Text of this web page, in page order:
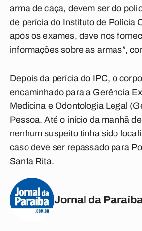
arma de caça, devem ser do
de perícia do Instituto de Polícia
após os exames, deve nos
informações sobre as armas”,
Depois da perícia do IPC, o
encaminhado para a Gerência
Medicina e Odontologia Legal
Pessoa. Até o início da manhã
nenhum suspeito tinha sido
caso deve ser repassado para
Santa Rita.
Jornal da